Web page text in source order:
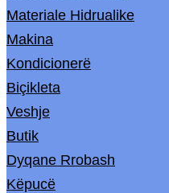
Materiale Hidrualike
Makina
Kondicionerë
Biçikleta
Veshje
Butik
Dyqane Rrobash
Këpucë